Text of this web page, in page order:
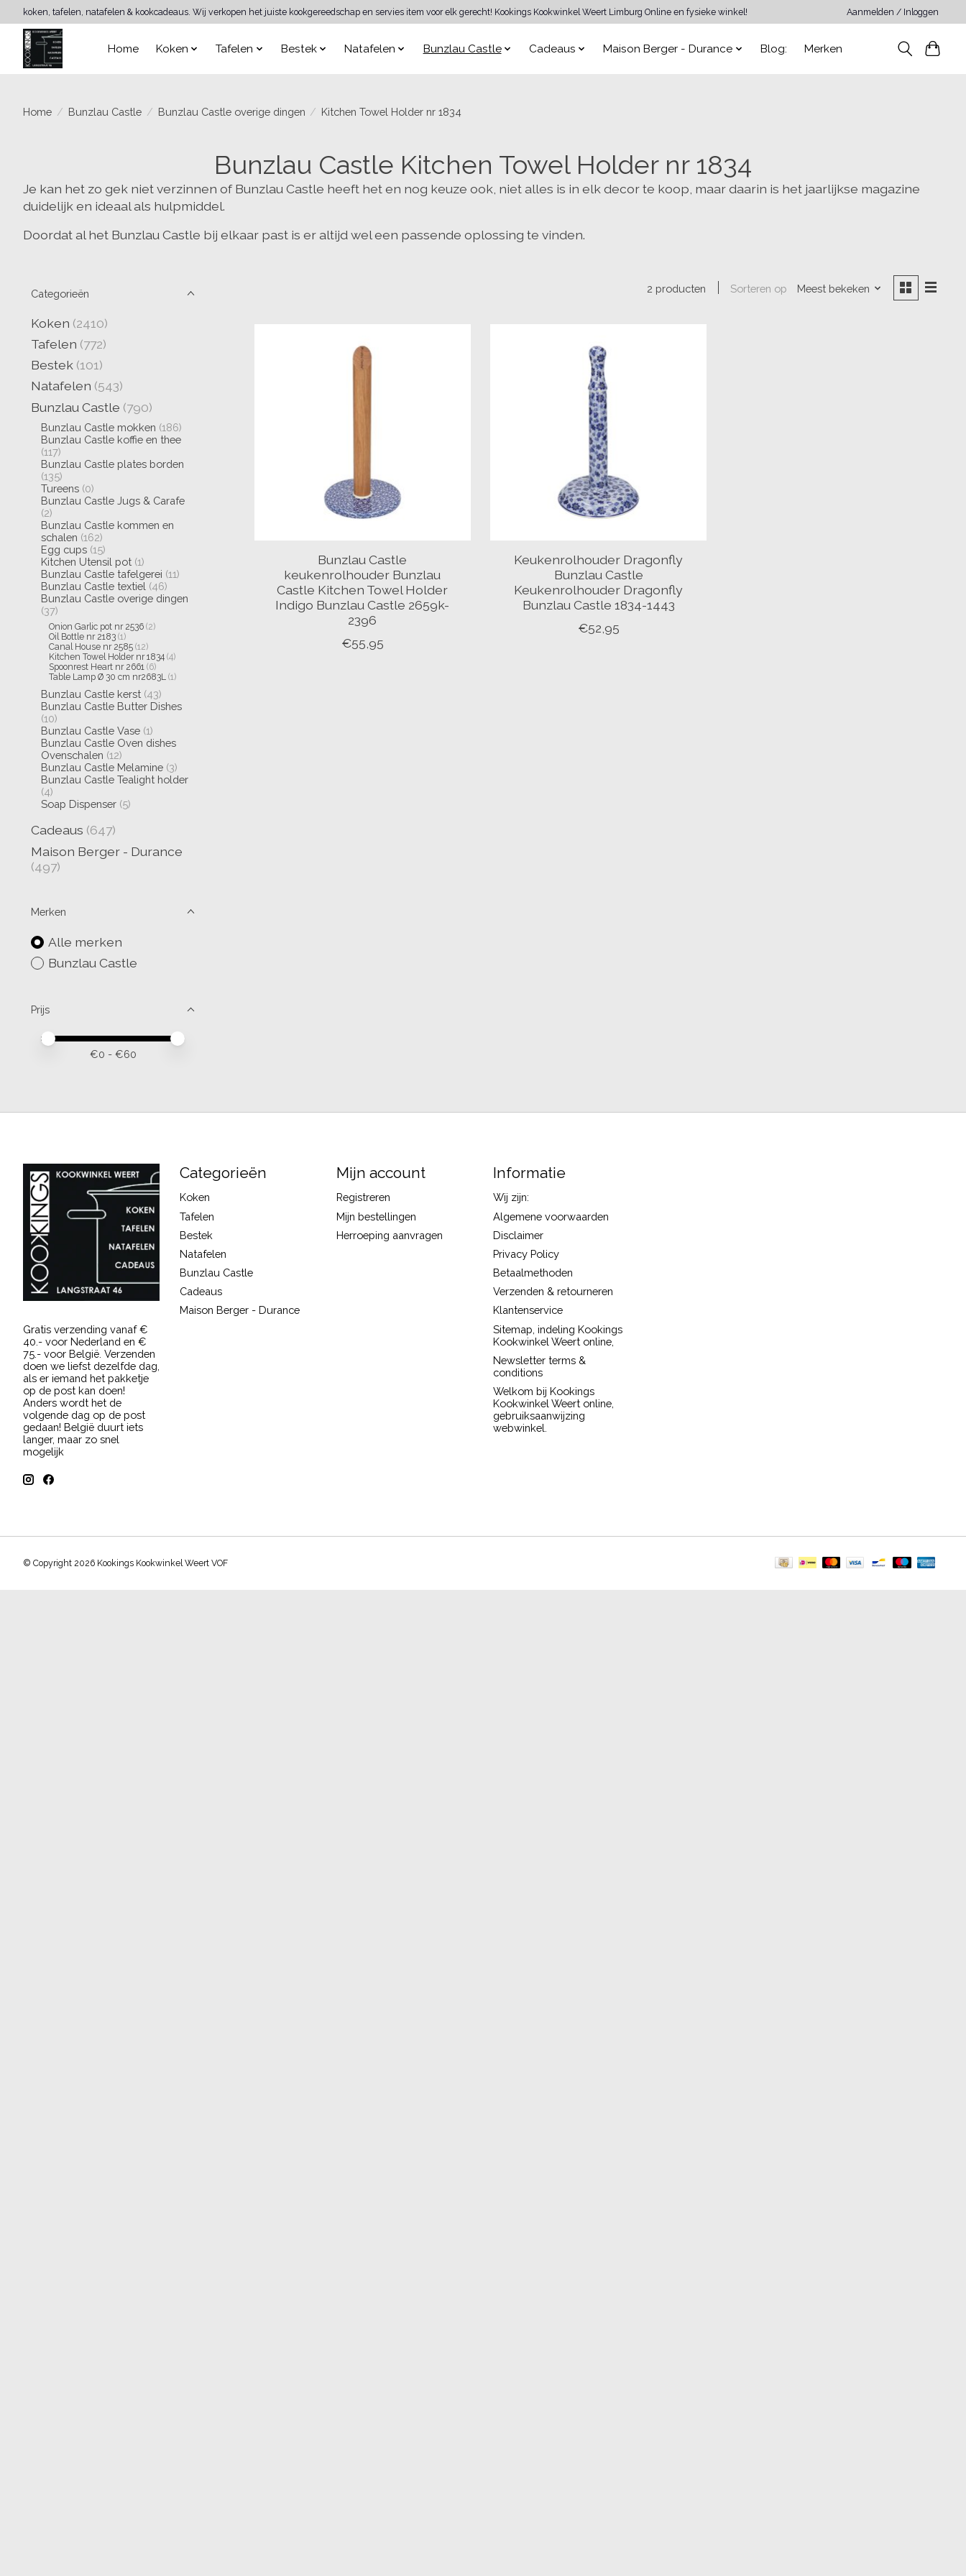
koken, tafelen, natafelen & kookcadeaus. Wij verkopen het juiste kookgereedschap en servies item voor elk gerecht! Kookings Kookwinkel Weert Limburg Online en fysieke winkel! Aanmelden / Inloggen
Home Koken Tafelen Bestek Natafelen Bunzlau Castle Cadeaus Maison Berger - Durance Blog: Merken
Home / Bunzlau Castle / Bunzlau Castle overige dingen / Kitchen Towel Holder nr 1834
Bunzlau Castle Kitchen Towel Holder nr 1834
Je kan het zo gek niet verzinnen of Bunzlau Castle heeft het en nog keuze ook, niet alles is in elk decor te koop, maar daarin is het jaarlijkse magazine
duidelijk en ideaal als hulpmiddel.
Doordat al het Bunzlau Castle bij elkaar past is er altijd wel een passende oplossing te vinden.
Categorieën
Koken (2410)
Tafelen (772)
Bestek (101)
Natafelen (543)
Bunzlau Castle (790)
Bunzlau Castle mokken (186)
Bunzlau Castle koffie en thee
(117)
Bunzlau Castle plates borden
(135)
Tureens (0)
Bunzlau Castle Jugs & Carafe
(2)
Bunzlau Castle kommen en
schalen (162)
Egg cups (15)
Kitchen Utensil pot (1)
Bunzlau Castle tafelgerei (11)
Bunzlau Castle textiel (46)
Bunzlau Castle overige dingen
(37)
Onion Garlic pot nr 2536 (2)
Oil Bottle nr 2183 (1)
Canal House nr 2585 (12)
Kitchen Towel Holder nr 1834 (4)
Spoonrest Heart nr 2661 (6)
Table Lamp Ø 30 cm nr2683L (1)
Bunzlau Castle kerst (43)
Bunzlau Castle Butter Dishes
(10)
Bunzlau Castle Vase (1)
Bunzlau Castle Oven dishes
Ovenschalen (12)
Bunzlau Castle Melamine (3)
Bunzlau Castle Tealight holder
(4)
Soap Dispenser (5)
Cadeaus (647)
Maison Berger - Durance
(497)
Merken
Alle merken
Bunzlau Castle
Prijs
Minimale prijswaarde
Price maximum value
€0 - €60
2 producten Sorteren op Meest bekeken
Bunzlau Castle
keukenrolhouder Bunzlau
Castle Kitchen Towel Holder
Indigo Bunzlau Castle 2659k-
2396
€55,95
Keukenrolhouder Dragonfly
Bunzlau Castle
Keukenrolhouder Dragonfly
Bunzlau Castle 1834-1443
€52,95
Gratis verzending vanaf €
40.- voor Nederland en €
75.- voor België. Verzenden
doen we liefst dezelfde dag,
als er iemand het pakketje
op de post kan doen!
Anders wordt het de
volgende dag op de post
gedaan! België duurt iets
langer, maar zo snel
mogelijk
Categorieën
Koken
Tafelen
Bestek
Natafelen
Bunzlau Castle
Cadeaus
Maison Berger - Durance
Mijn account
Registreren
Mijn bestellingen
Herroeping aanvragen
Informatie
Wij zijn:
Algemene voorwaarden
Disclaimer
Privacy Policy
Betaalmethoden
Verzenden & retourneren
Klantenservice
Sitemap, indeling Kookings
Kookwinkel Weert online,
Newsletter terms &
conditions
Welkom bij Kookings
Kookwinkel Weert online,
gebruiksaanwijzing
webwinkel.
© Copyright 2026 Kookings Kookwinkel Weert VOF